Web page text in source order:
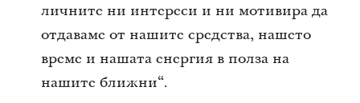
личните ни интереси и ни мотивира да
отдаваме от нашите средства, нашето
време и нашата енергия в полза на
нашите ближни“.